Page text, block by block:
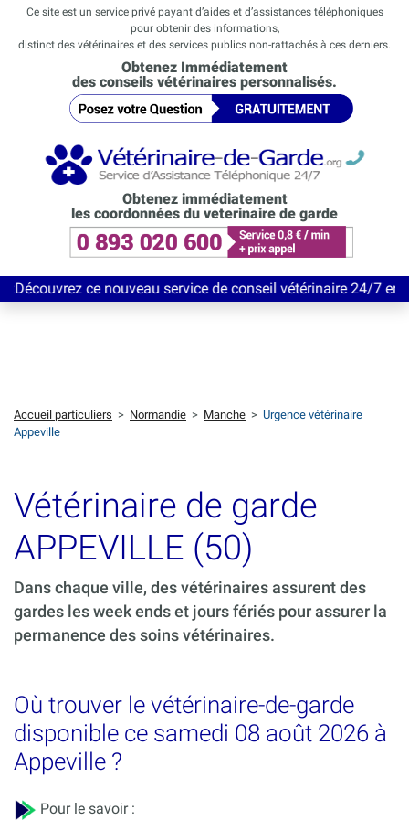
Ce site est un service privé payant d’aides et d’assistances téléphoniques
pour obtenir des informations,
distinct des vétérinaires et des services publics non-rattachés à ces derniers.
Obtenez Immédiatement
des conseils vétérinaires personnalisés.
Obtenez immédiatement
les coordonnées du veterinaire de garde
ce nouveau service de conseil vétérinaire 24/7 entièrement
Accueil particuliers > Normandie > Manche > Urgence vétérinaire
Appeville
Vétérinaire de garde
APPEVILLE (50)
Dans chaque ville, des vétérinaires assurent des
gardes les week ends et jours fériés pour assurer la
permanence des soins vétérinaires.
Où trouver le vétérinaire-de-garde
disponible ce samedi 08 août 2026 à
Appeville ?
Pour le savoir :